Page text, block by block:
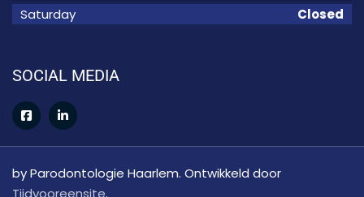
Saturday
Closed
SOCIAL MEDIA
by Parodontologie Haarlem. Ontwikkeld door
Tijdvooreensite.